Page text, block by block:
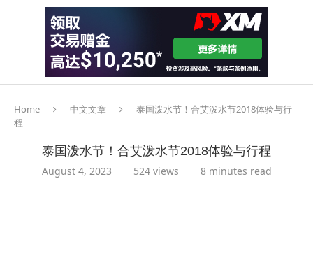
Home 中文文章
泰国泼水节！合艾泼水节2018体验与行
程
泰国泼水节！合艾泼水节2018体验与行程
August 4, 2023 524views 8 minutes read